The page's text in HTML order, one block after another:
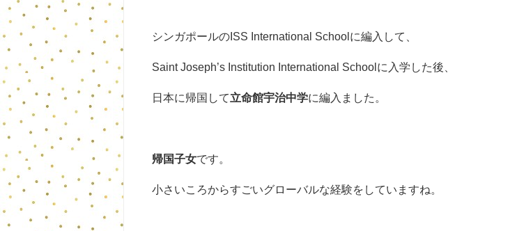
シンガポールのISS International Schoolに編入して、
Saint Joseph’s Institution International Schoolに入学した後、
日本に帰国して立命館宇治中学に編入ました。
帰国子女です。
小さいころからすごいグローバルな経験をしていますね。